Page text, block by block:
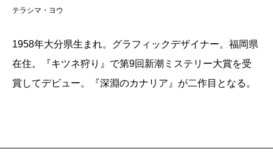
切り、事故を引き起こした“黒い影”がなんだったのか
を……。
という序盤の紹介では、“抜群の刺激”も“特殊な設定
の冒険”も感じられないであろうが、著者は、それを読
テラシマ・ヨウ
1958年大分県生まれ。グラフィックデザイナー。福岡県
在住。『キツネ狩り』で第9回新潮ミステリー大賞を受
賞してデビュー。『深淵のカナリア』が二作目となる。